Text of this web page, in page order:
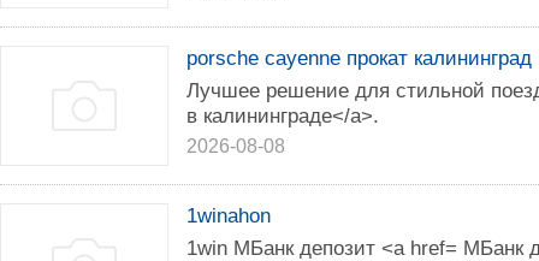
porsche cayenne прокат калининград
Лучшее решение для стильной
в калининграде</a>.
2026-08-08
1winahon
1win МБанк депозит <a href= МБанк